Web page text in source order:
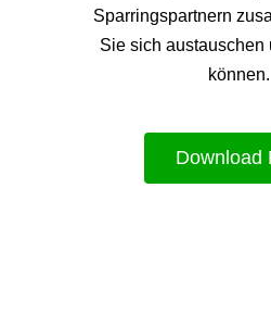
Sparringspartnern
Sie sich austauschen
können.
Download